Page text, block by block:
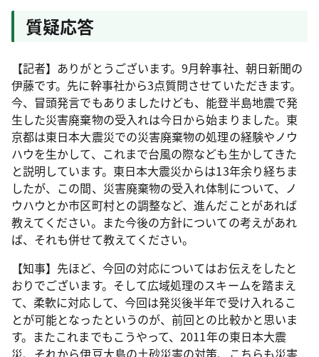
質疑応答
【記者】ありがとうございます。9月幹事社、朝日新聞の
伊藤です。先に幹事社から3点質問させていただきます。
今、冒頭発言でもありましたけども、能登半島地震で発
生した災害廃棄物の受入れは今日から始まりました。東
京都は東日本大震災での災害廃棄物の処理の経験やノウ
ハウを生かして、これまで台風の際なども生かしてきた
と説明しています。東日本大震災からは13年余り経ちま
したが、この間、災害廃棄物の受入れ体制について、ノ
ウハウとか市区町村との調整など、進んだことがあれば
教えてください。また今後の方針についての考えがあれ
ば、それも併せて教えてください。
【知事】先ほど、今回の対応についてはお伝えをしたと
おりでございます。そして広域処理のスキームを踏まえ
て、柔軟に対応して、今回は発災後半年で受け入れるこ
とが可能となったというのが、前回との比較かと思いま
す。またこれまでもこうやって、2011年の東日本大震
災、それから伊豆大島の土砂災害の対策、こちらも災害